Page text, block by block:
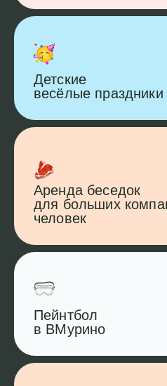
Детские
весёлые праздники
Аренда беседок
для больших
человек
Пейнтбол
в ВМурино